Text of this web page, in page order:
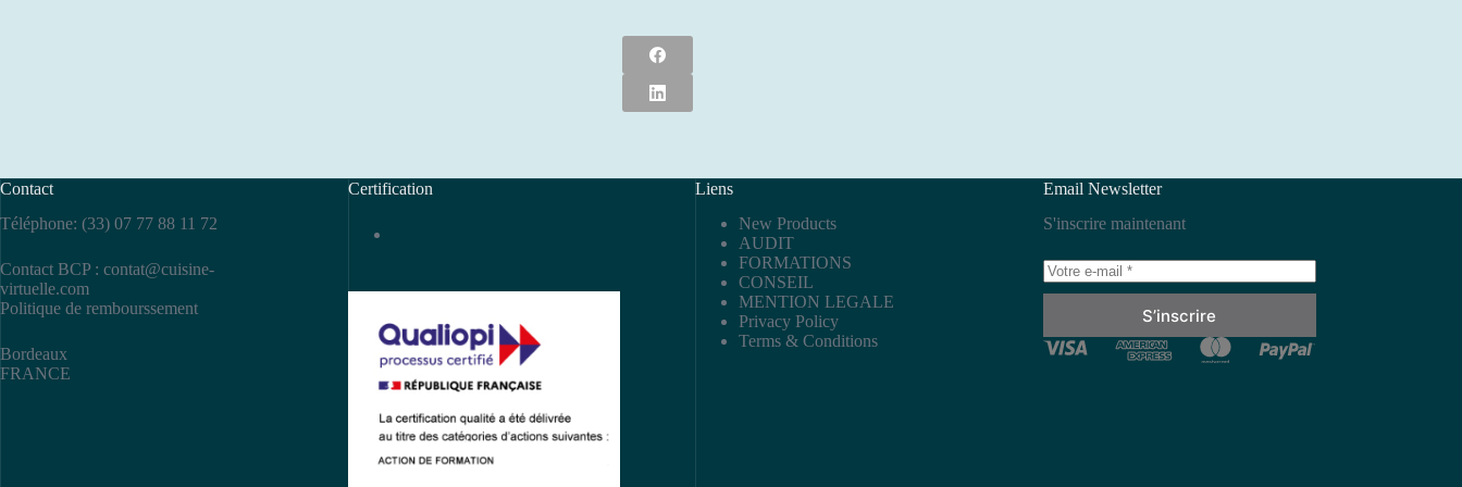
Contact
Téléphone: (33) 07 77 88 11 72
Contact BCP : contat@cuisine-
virtuelle.com
Politique de rembourssement
Bordeaux
FRANCE
Certification
Liens
New Products
AUDIT
FORMATIONS
CONSEIL
MENTION LEGALE
Privacy Policy
Terms & Conditions
Email Newsletter
S'inscrire maintenant
S’inscrire